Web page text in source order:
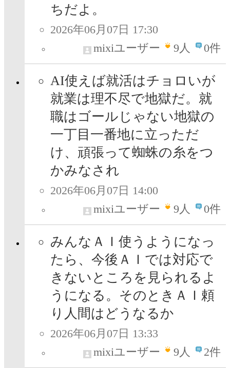
ちだよ。
2026年06月07日 17:30
mixiユーザー
9人 0件
AI使えば就活はチョロいが
就業は理不尽で地獄だ。就
職はゴールじゃない地獄の
一丁目一番地に立っただ
け、頑張って蜘蛛の糸をつ
かみなされ
2026年06月07日 14:00
mixiユーザー
9人 0件
みんなＡＩ使うようになっ
たら、今後ＡＩでは対応で
きないところを見られるよ
うになる。そのときＡＩ頼
り人間はどうなるか
2026年06月07日 13:33
mixiユーザー
9人 2件